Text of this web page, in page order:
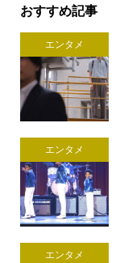
おすすめ記事
エンタメ
エンタメ
エンタメ